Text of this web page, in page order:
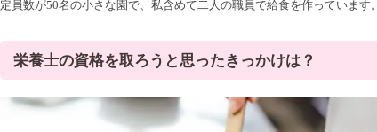
定員数が50名の小さな園で、私含めて二人の職員で給食を作っています。
栄養士の資格を取ろうと思ったきっかけは？